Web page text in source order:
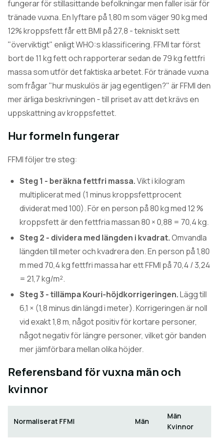
fungerar för stillasittande befolkningar men faller isär för
tränade vuxna. En lyftare på 1,80 m som väger 90 kg med
12% kroppsfett får ett BMI på 27,8 - tekniskt sett
"överviktigt" enligt WHO:s klassificering. FFMI tar först
bort de 11 kg fett och rapporterar sedan de 79 kg fettfri
massa som utför det faktiska arbetet. För tränade vuxna
som frågar "hur muskulös är jag egentligen?" är FFMI den
mer ärliga beskrivningen - till priset av att det krävs en
uppskattning av kroppsfettet.
Hur formeln fungerar
FFMI följer tre steg:
Steg 1 - beräkna fettfri massa.Vikt i kilogram
multiplicerat med (1 minus kroppsfettprocent
dividerat med 100). För en person på 80 kg med 12 %
kroppsfett är den fettfria massan 80 × 0,88 = 70,4 kg.
Steg 2 - dividera med längden i kvadrat.Omvandla
längden till meter och kvadrera den. En person på 1,80
m med 70,4 kg fettfri massa har ett FFMI på 70,4 / 3,24
= 21,7 kg/m².
Steg 3 - tillämpa Kouri-höjdkorrigeringen.Lägg till
6,1 × (1,8 minus din längd i meter). Korrigeringen är noll
vid exakt 1,8 m, något positiv för kortare personer,
något negativ för längre personer, vilket gör banden
mer jämförbara mellan olika höjder.
Referensband för vuxna män och
kvinnor
Normaliserat FFMI Män
Män
Kvinnor